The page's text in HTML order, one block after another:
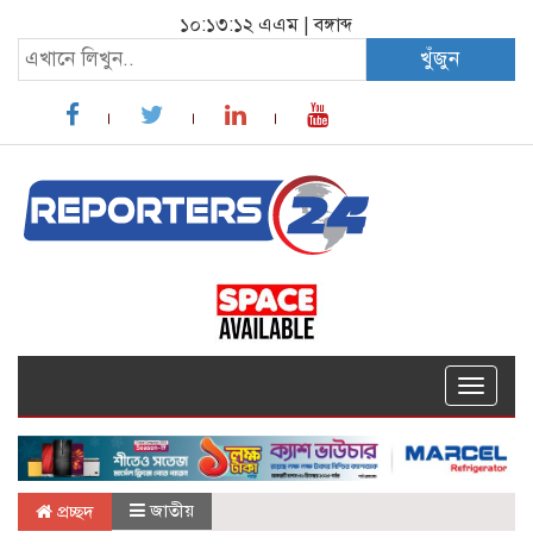
১০:১৩:১৩ এএম |বঙ্গাব্দ
খুঁজুন
Toggle
প্রচ্ছদ জাতীয়